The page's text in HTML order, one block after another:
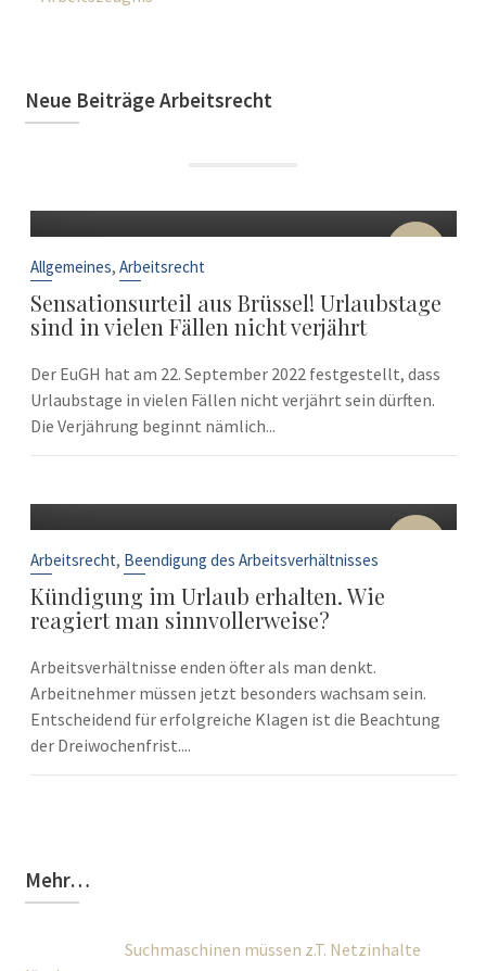
Neue Beiträge Arbeitsrecht
22
Allgemeines, Arbeitsrecht
Sensationsurteil aus Brüssel! Urlaubstage
sind in vielen Fällen nicht verjährt
Der EuGH hat am 22. September 2022 festgestellt, dass
Urlaubstage in vielen Fällen nicht verjährt sein dürften.
Die Verjährung beginnt nämlich...
10
Arbeitsrecht, Beendigung des Arbeitsverhältnisses
Kündigung im Urlaub erhalten. Wie
reagiert man sinnvollerweise?
Arbeitsverhältnisse enden öfter als man denkt.
Arbeitnehmer müssen jetzt besonders wachsam sein.
Entscheidend für erfolgreiche Klagen ist die Beachtung
der Dreiwochenfrist....
Mehr…
Suchmaschinen müssen z.T. Netzinhalte